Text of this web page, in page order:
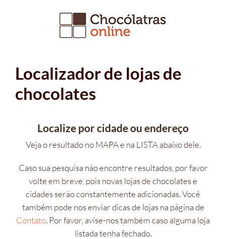
Localizador de lojas de
chocolates
Localize por cidade ou endereço
Veja o resultado no MAPA e na LISTA abaixo dele.
Caso sua pesquisa não encontre resultados, por favor
volte em breve, pois novas lojas de chocolates e
cidades serão constantemente adicionadas. Você
também pode nos enviar dicas de lojas na página de
Contato. Por favor, avise-nos também caso alguma loja
listada tenha fechado.